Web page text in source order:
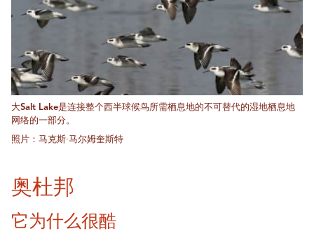
大Salt Lake是连接整个西半球候鸟所需栖息地的不可替代的湿地栖息地
网络的一部分。
照片：马克斯·马尔姆奎斯特
奥杜邦
它为什么很酷